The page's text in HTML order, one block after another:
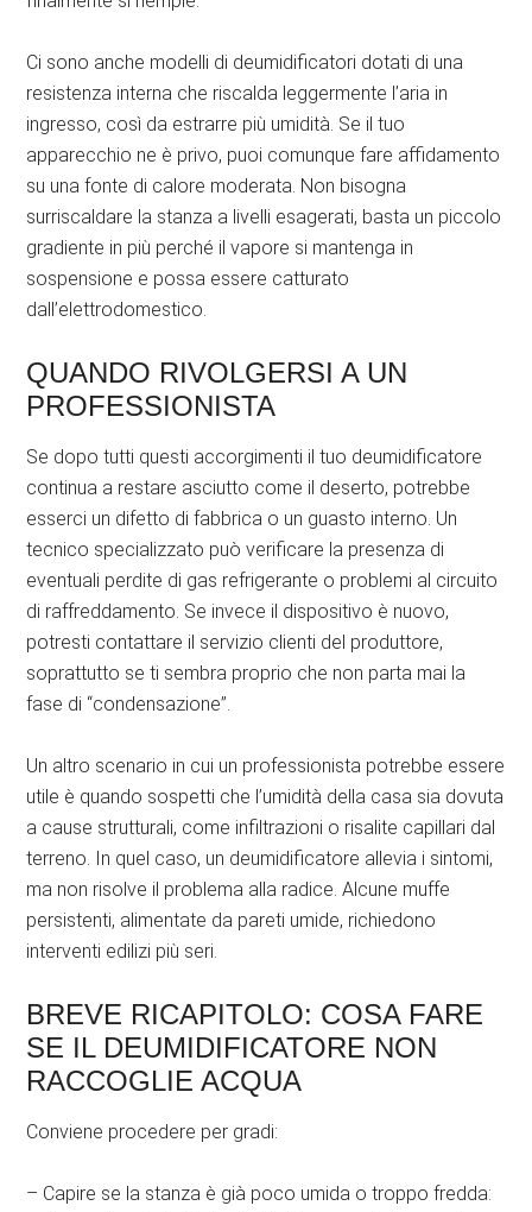
Ci sono anche modelli di deumidificatori dotati di una
resistenza interna che riscalda leggermente l’aria in
ingresso, così da estrarre più umidità. Se il tuo
apparecchio ne è privo, puoi comunque fare affidamento
su una fonte di calore moderata. Non bisogna
surriscaldare la stanza a livelli esagerati, basta un piccolo
gradiente in più perché il vapore si mantenga in
sospensione e possa essere catturato
dall’elettrodomestico.
QUANDO RIVOLGERSI A UN
PROFESSIONISTA
Se dopo tutti questi accorgimenti il tuo deumidificatore
continua a restare asciutto come il deserto, potrebbe
esserci un difetto di fabbrica o un guasto interno. Un
tecnico specializzato può verificare la presenza di
eventuali perdite di gas refrigerante o problemi al circuito
di raffreddamento. Se invece il dispositivo è nuovo,
potresti contattare il servizio clienti del produttore,
soprattutto se ti sembra proprio che non parta mai la
fase di “condensazione”.
Un altro scenario in cui un professionista potrebbe essere
utile è quando sospetti che l’umidità della casa sia dovuta
a cause strutturali, come infiltrazioni o risalite capillari dal
terreno. In quel caso, un deumidificatore allevia i sintomi,
ma non risolve il problema alla radice. Alcune muffe
persistenti, alimentate da pareti umide, richiedono
interventi edilizi più seri.
BREVE RICAPITOLO: COSA FARE
SE IL DEUMIDIFICATORE NON
RACCOGLIE ACQUA
Conviene procedere per gradi:
– Capire se la stanza è già poco umida o troppo fredda: